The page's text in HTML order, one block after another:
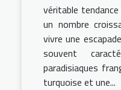
véritable
un nombre
vivre une
souvent
paradisiaques
turquoise et une...